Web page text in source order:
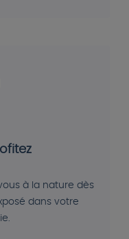
à la nature dès
dans votre